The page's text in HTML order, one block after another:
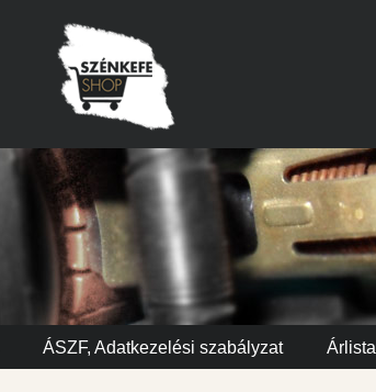
ÁSZF, Adatkezelési szabályzat Árlista